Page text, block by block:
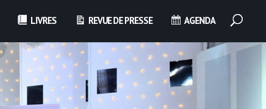
LIVRES REVUE DE PRESSE AGENDA